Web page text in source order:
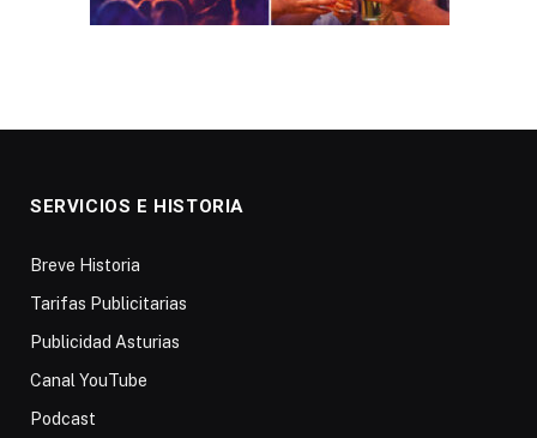
SERVICIOS E HISTORIA
Breve Historia
Tarifas Publicitarias
Publicidad Asturias
Canal YouTube
Podcast